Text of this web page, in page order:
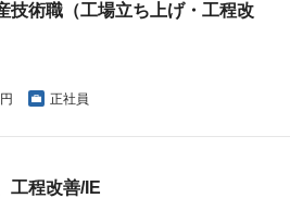
技術職（工場立ち上げ・工程改
正社員
工程改善/IE